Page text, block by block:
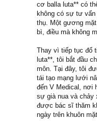
cơ balla luta** có
không có sự tư
thụ. Một gương
bì, điều mà không
Thay vì tiếp tục đổ
luta**, tôi bắt đầu
môn. Tại đây, tôi
tái tạo mạng lưới
đến V Medical, nơi
sự già nua và chảy
được bác sĩ thăm
ngày trên khuôn